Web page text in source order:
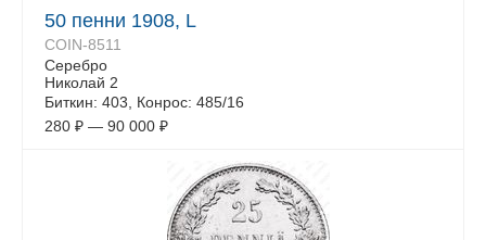
50 пенни 1908, L
COIN-8511
Серебро
Николай 2
Биткин: 403, Конрос: 485/16
280 ₽ — 90 000 ₽